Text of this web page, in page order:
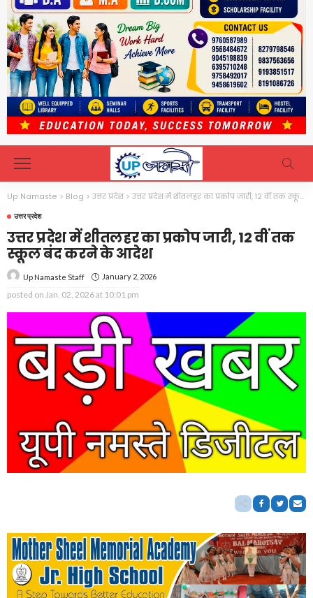
Up Namaste > Blog >उत्तर प्रदेश>उत्तर प्रदेश में शीतलहर का प्रकोप जारी, 12 वीं तक स्कूल बंद करने के आदेश
उत्तर प्रदेश
उत्तर प्रदेश में शीतलहर का प्रकोप जारी, 12 वीं तक
स्कूल बंद करने के आदेश
Up Namaste Staff January 2, 2026
posted on Jan. 02, 2026 at 10:01 pm